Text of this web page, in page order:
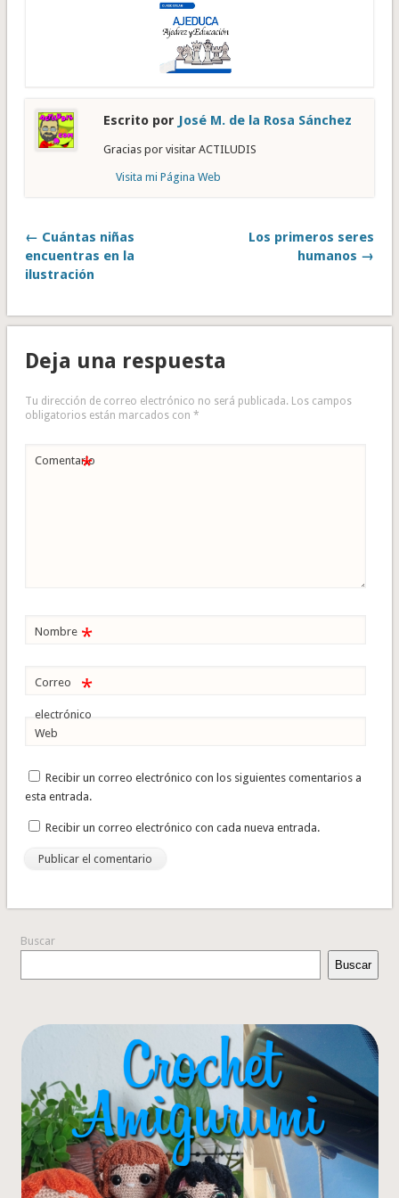
Escrito por José M. de la Rosa Sánchez
Gracias por visitar ACTILUDIS
Visita mi Página Web
← Cuántas niñas
encuentras en la
ilustración
Los primeros seres
humanos →
Deja una respuesta
Tu dirección de correo electrónico no será publicada. Los campos
obligatorios están marcados con *
Comentario
*
Nombre *
Correo
electrónico
*
Web
Recibir un correo electrónico con los siguientes comentarios a
esta entrada.
Recibir un correo electrónico con cada nueva entrada.
Buscar
Buscar